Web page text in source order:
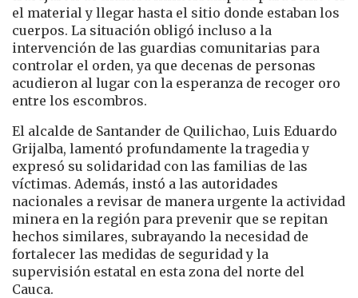
el material y llegar hasta el sitio donde estaban los
cuerpos. La situación obligó incluso a la
intervención de las guardias comunitarias para
controlar el orden, ya que decenas de personas
acudieron al lugar con la esperanza de recoger oro
entre los escombros.
El alcalde de Santander de Quilichao, Luis Eduardo
Grijalba, lamentó profundamente la tragedia y
expresó su solidaridad con las familias de las
víctimas. Además, instó a las autoridades
nacionales a revisar de manera urgente la actividad
minera en la región para prevenir que se repitan
hechos similares, subrayando la necesidad de
fortalecer las medidas de seguridad y la
supervisión estatal en esta zona del norte del
Cauca.